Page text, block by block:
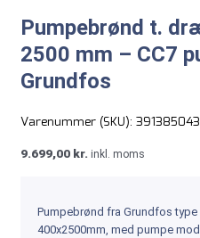
Pumpebrønd t.
2500 mm – CC7
Grundfos
Varenummer (SKU): 391385043
9.699,00 kr. inkl. moms
Pumpebrønd fra Grundfos type
400x2500mm, med pumpe